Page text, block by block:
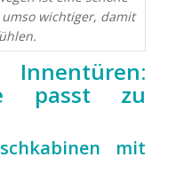
wichtiger, damit
passt zu
mit